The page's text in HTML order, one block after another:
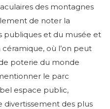
des montagnes
de noter la
publiques et du musée et
où l’on peut
poterie du monde
le parc
espace public,
des plus